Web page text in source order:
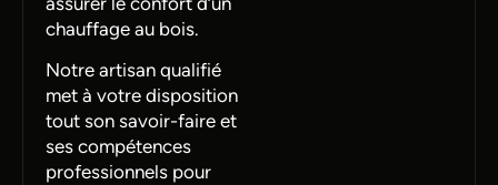
chauffage au bois.
Notre artisan qualifié
met à votre disposition
tout son savoir-faire et
ses compétences
professionnels pour